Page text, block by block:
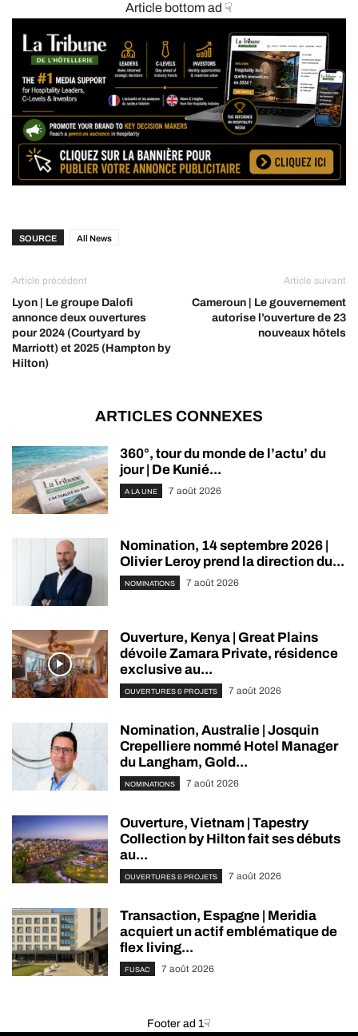
Article bottom ad ☟
SOURCE All News
Article précédent
Lyon | Le groupe Dalofi
annonce deux ouvertures
pour 2024 (Courtyard by
Marriott) et 2025 (Hampton by
Hilton)
Article suivant
Cameroun | Le gouvernement
autorise l’ouverture de 23
nouveaux hôtels
ARTICLES CONNEXES
360°, tour du monde de l’actu’ du
jour | De Kunié...
A LA UNE 7 août 2026
Nomination, 14 septembre 2026 |
Olivier Leroy prend la direction du...
NOMINATIONS 7 août 2026
Ouverture, Kenya | Great Plains
dévoile Zamara Private, résidence
exclusive au...
OUVERTURES & PROJETS 7 août 2026
Nomination, Australie | Josquin
Crepelliere nommé Hotel Manager
du Langham, Gold...
NOMINATIONS 7 août 2026
Ouverture, Vietnam | Tapestry
Collection by Hilton fait ses débuts
au...
OUVERTURES & PROJETS 7 août 2026
Transaction, Espagne | Meridia
acquiert un actif emblématique de
flex living...
FUSAC 7 août 2026
Footer ad 1☟